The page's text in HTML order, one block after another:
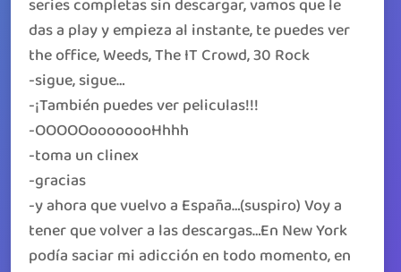
series completas sin descargar, vamos que le
das a play y empieza al instante, te puedes ver
the office, Weeds, The IT Crowd, 30 Rock
-sigue, sigue…
-¡También puedes ver peliculas!!!
-OOOOOoooooooHhhh
-toma un clinex
-gracias
-y ahora que vuelvo a España…(suspiro) Voy a
tener que volver a las descargas…En New York
podía saciar mi adicción en todo momento, en